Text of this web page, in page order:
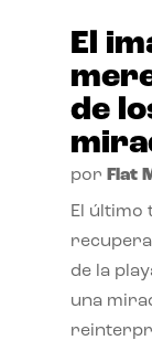
El
de
por Flat
El último
de la
una